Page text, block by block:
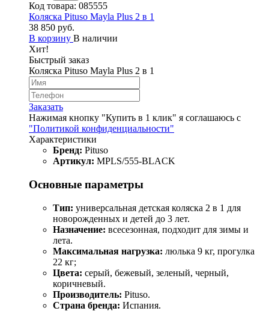
Код товара: 085555
Коляска Pituso Mayla Plus 2 в 1
38 850 руб.
В корзину В наличии
Хит!
Быстрый заказ
Коляска Pituso Mayla Plus 2 в 1
Заказать
Нажимая кнопку "Купить в 1 клик" я соглашаюсь с
"Политикой конфиденциальности"
Характеристики
Бренд: Pituso
Артикул: MPLS/555-BLACK
Основные параметры
Тип: универсальная детская коляска 2 в 1 для
новорожденных и детей до 3 лет.
Назначение: всесезонная, подходит для зимы и
лета.
Максимальная нагрузка: люлька 9 кг, прогулка
22 кг;
Цвета: серый, бежевый, зеленый, черный,
коричневый.
Производитель: Pituso.
Страна бренда: Испания.